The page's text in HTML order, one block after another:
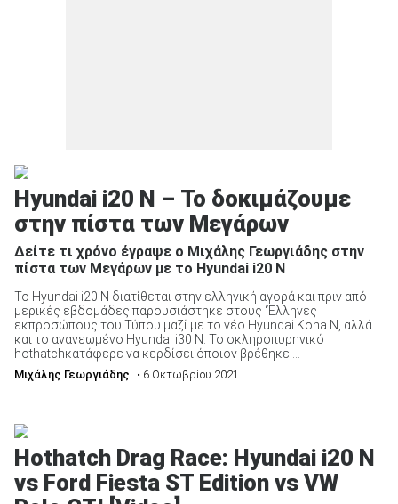
Hyundai i20 N – Το δοκιμάζουμε
στην πίστα των Μεγάρων
Δείτε τι χρόνο έγραψε ο Μιχάλης Γεωργιάδης στην
πίστα των Μεγάρων με το Hyundai i20 N
Το Hyundai i20 N διατίθεται στην ελληνική αγορά και πριν από
μερικές εβδομάδες παρουσιάστηκε στους ‘Έλληνες
εκπροσώπους του Τύπου μαζί με το νέο Hyundai Kona N, αλλά
και το ανανεωμένο Hyundai i30 N. Το σκληροπυρηνικό
hothatchκατάφερε να κερδίσει όποιον βρέθηκε ...
Μιχάλης Γεωργιάδης • 6 Οκτωβρίου 2021
Hothatch Drag Race: Hyundai i20 N
vs Ford Fiesta ST Edition vs VW